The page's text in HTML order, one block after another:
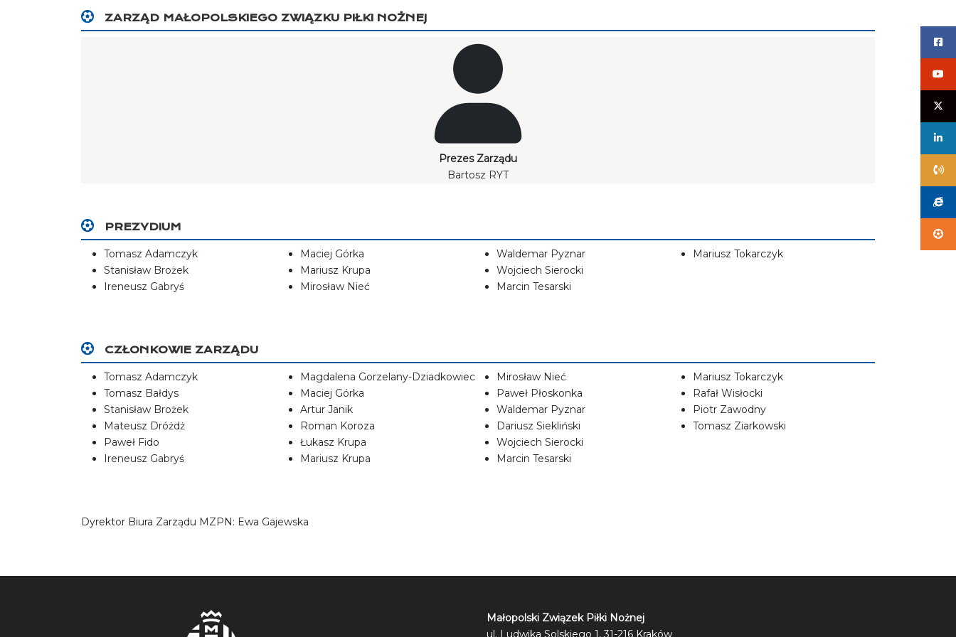
ZARZĄD MAŁOPOLSKIEGO ZWIĄZKU PIŁKI NOŻNEJ
Prezes Zarządu
Bartosz RYT
PREZYDIUM
Tomasz Adamczyk
Stanisław Brożek
Ireneusz Gabryś
Maciej Górka
Mariusz Krupa
Mirosław Nieć
Waldemar Pyznar
Wojciech Sierocki
Marcin Tesarski
Mariusz Tokarczyk
CZŁONKOWIE ZARZĄDU
Tomasz Adamczyk
Tomasz Bałdys
Stanisław Brożek
Mateusz Dróżdż
Paweł Fido
Ireneusz Gabryś
Magdalena Gorzelany-Dziadkowiec
Maciej Górka
Artur Janik
Roman Koroza
Łukasz Krupa
Mariusz Krupa
Mirosław Nieć
Paweł Płoskonka
Waldemar Pyznar
Dariusz Siekliński
Wojciech Sierocki
Marcin Tesarski
Mariusz Tokarczyk
Rafał Wisłocki
Piotr Zawodny
Tomasz Ziarkowski
Dyrektor Biura Zarządu MZPN: Ewa Gajewska
Małopolski Związek Piłki Nożnej
ul. Ludwika Solskiego 1, 31-216 Kraków